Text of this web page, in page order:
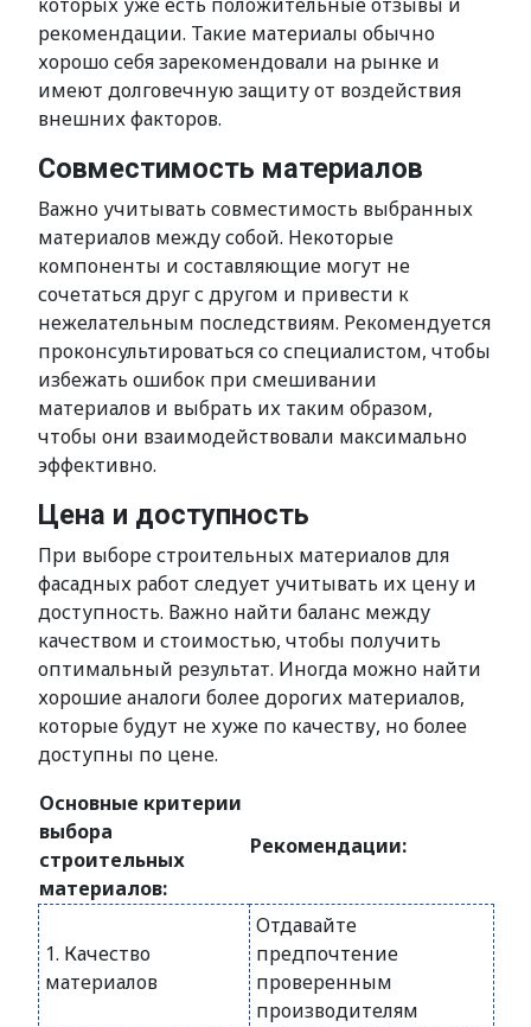
рекомендации. Такие материалы обычно
хорошо себя зарекомендовали на рынке и
имеют долговечную защиту от воздействия
внешних факторов.
Совместимость материалов
Важно учитывать совместимость выбранных
материалов между собой. Некоторые
компоненты и составляющие могут не
сочетаться друг с другом и привести к
нежелательным последствиям. Рекомендуется
проконсультироваться со специалистом, чтобы
избежать ошибок при смешивании
материалов и выбрать их таким образом,
чтобы они взаимодействовали максимально
эффективно.
Цена и доступность
При выборе строительных материалов для
фасадных работ следует учитывать их цену и
доступность. Важно найти баланс между
качеством и стоимостью, чтобы получить
оптимальный результат. Иногда можно найти
хорошие аналоги более дорогих материалов,
которые будут не хуже по качеству, но более
доступны по цене.
Основные критерии
выбора
строительных
материалов:
Рекомендации:
1. Качество
материалов
Отдавайте
предпочтение
проверенным
производителям